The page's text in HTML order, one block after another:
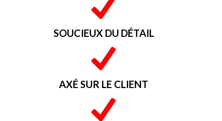
SOUCIEUX DU DÉTAIL
AXÉ SUR LE CLIENT